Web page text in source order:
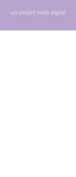
un projet web signé